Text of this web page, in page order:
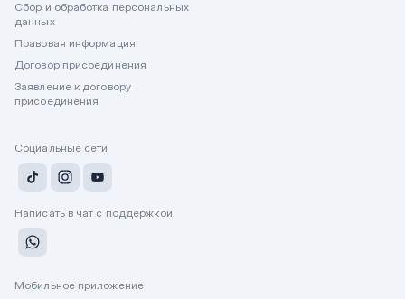
Сбор и обработка персональных
данных
Правовая информация
Договор присоединения
Заявление к договору
присоединения
Социальные сети
Написать в чат с поддержкой
Мобильное приложение